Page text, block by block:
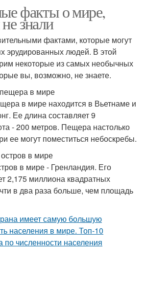
факты о мире,
знали
фактами, которые могут
эрудированных людей. В этой
некоторые из самых необычных
вы, возможно, не знаете.
в мире
в мире находится в Вьетнаме и
Ее длина составляет 9
- 200 метров. Пещера настолько
ее могут поместиться небоскребы.
в мире
в мире - Гренландия. Его
2,175 миллиона квадратных
в два раза больше, чем площадь